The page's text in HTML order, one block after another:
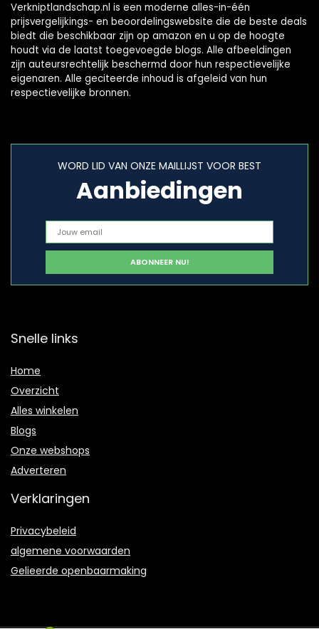
Verkniptlandschap.nl is een moderne alles-in-één
prijsvergelijkings- en beoordelingswebsite die de beste deals
biedt die beschikbaar zijn op amazon en u op de hoogte
houdt via de laatst toegevoegde blogs. Alle afbeeldingen
zijn auteursrechtelijk beschermd door hun respectievelijke
eigenaren. Alle geciteerde inhoud is afgeleid van hun
respectievelijke bronnen.
WORD LID VAN ONZE MAILLIJST VOOR BEST
Aanbiedingen
Snelle links
Home
Overzicht
Alles winkelen
Blogs
Onze webshops
Adverteren
Verklaringen
Privacybeleid
algemene voorwaarden
Gelieerde openbaarmaking